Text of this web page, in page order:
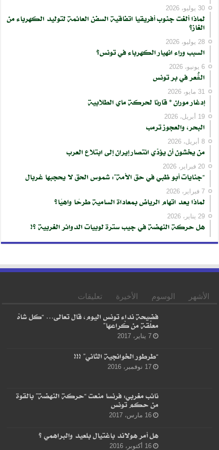
30 يوليو، 2026
لماذا ألغت جنوب أفريقيا اتفاقية السفن العائمة لتوليد الكهرباء من
الغاز؟
28 يوليو، 2026
السبب وراء انهيار الكهرباء في تونس؟
6 يونيو، 2026
الڨُعر في بر تونس
31 مايو، 2026
إدغار موران * قارئا لحركة ماي الطلابية
19 أبريل، 2026
البحر، والعجوز ترمب
8 أبريل، 2026
من يخشون أن يؤدّي انتصار إيران إلى ابتلاع العرب
20 فبراير، 2026
“جنايات أبو ظبي في حق الأمة”: شموس الحق لا يحجبها غربال
7 فبراير، 2026
لماذا يعد اتهام الرياض بمعاداة السامية طرحًا واهيًا؟
29 يناير، 2026
هل حركة النهضة في جيب سترة لوبيات الدوائر الغربية ؟!
الأشهر الوسوم الأخيرة تعليقات
فضيحة نداء تونس اليوم، قال تعالى… “كل شاهْ
معلّقة من كْراعها”
7 يناير، 2017
“طرطور الخوانجية الثاني” !!!
17 نوفمبر، 2016
نائب مغربي: فرنسا منعت “حركة النهضة” بالقوة
من حكم تونس
16 مارس، 2017
هل أمر هولاند باغتيال بلعيد والبراهمي ؟
16 أكتوبر، 2016